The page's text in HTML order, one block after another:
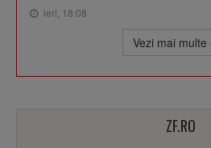
ieri, 18:08
Vezi mai multe
ZF.RO